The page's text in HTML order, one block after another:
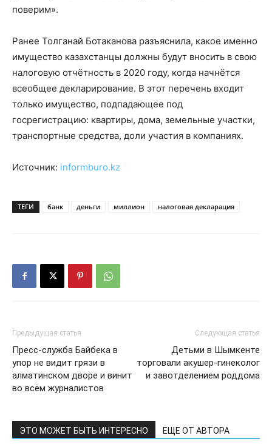
поверим».
Ранее Толганай Ботаканова разъяснила, какое именно
имущество казахстанцы должны будут вносить в свою
налоговую отчётность в 2020 году, когда начнётся
всеобщее декларирование. В этот перечень входит
только имущество, подпадающее под
госрегистрацию: квартиры, дома, земельные участки,
транспортные средства, доли участия в компаниях.
Источник: informburo.kz
ТЕГИ банк деньги миллион налоговая декларация
Предыдущая статья
Пресс-служба Байбека в
упор не видит грязи в
алматинском дворе и винит
во всём журналистов
Следующая статья
Детьми в Шымкенте
торговали акушер-гинеколог
и завотделением роддома
ЭТО МОЖЕТ БЫТЬ ИНТЕРЕСНО ЕЩЕ ОТ АВТОРА